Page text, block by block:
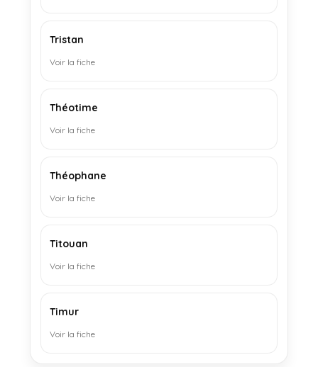
Tristan
Voir la fiche
Théotime
Voir la fiche
Théophane
Voir la fiche
Titouan
Voir la fiche
Timur
Voir la fiche